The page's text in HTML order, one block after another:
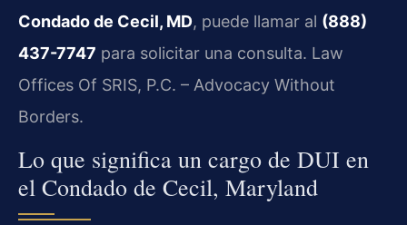
Condado de Cecil, MD, puede llamar al (888)
437-7747 para solicitar una consulta. Law
Offices Of SRIS, P.C. – Advocacy Without
Borders.
Lo que significa un cargo de DUI en
el Condado de Cecil, Maryland